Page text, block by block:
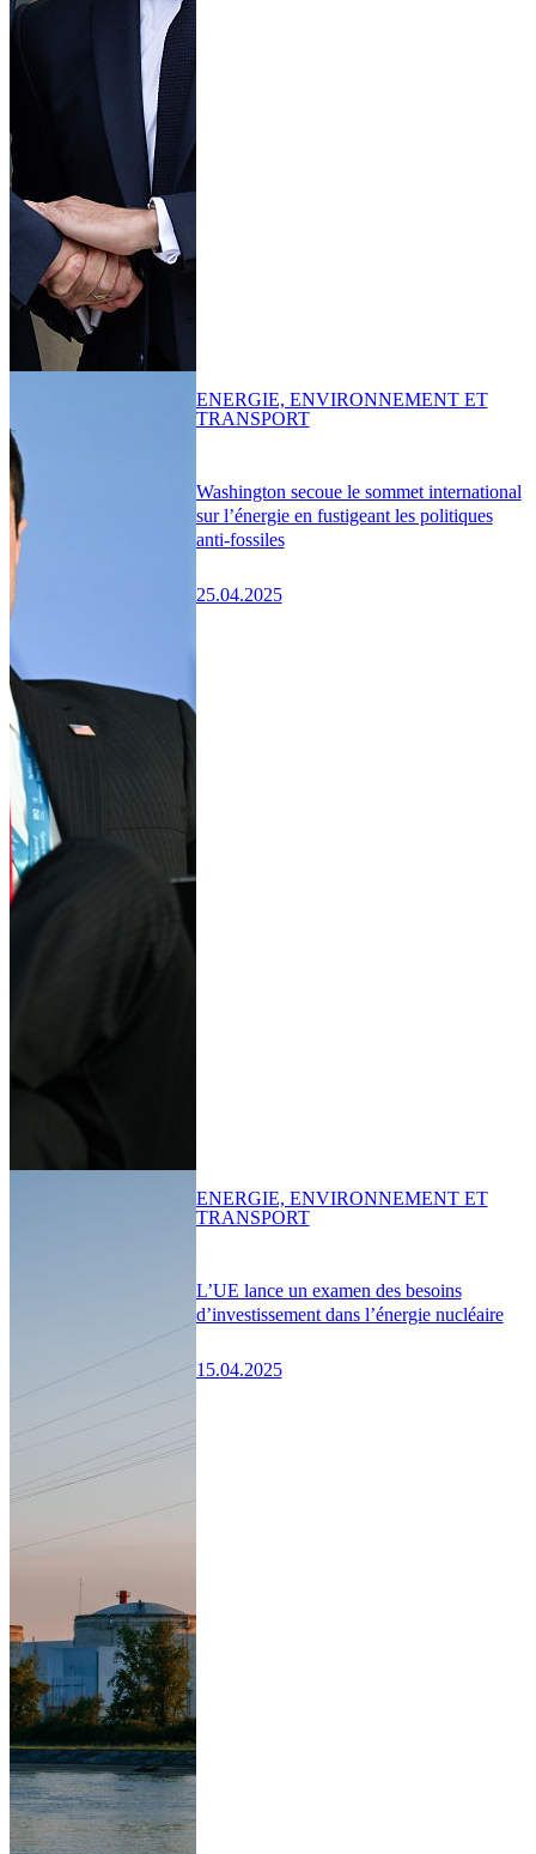
Washington secoue le sommet international
sur l’énergie en fustigeant les politiques
anti-fossiles
25.04.2025
ENERGIE, ENVIRONNEMENT ET
TRANSPORT
L’UE lance un examen des besoins
d’investissement dans l’énergie nucléaire
15.04.2025
ENERGIE, ENVIRONNEMENT ET
TRANSPORT